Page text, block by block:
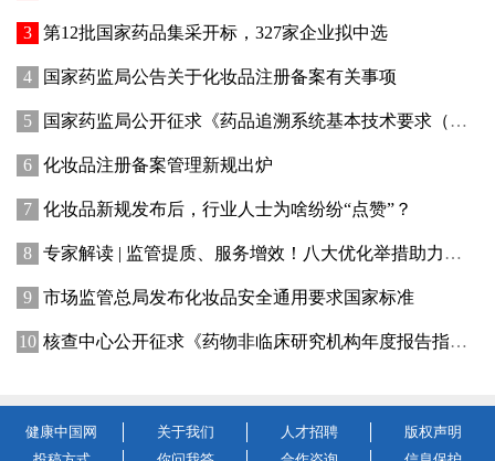
第12批国家药品集采开标，327家企业拟中选
国家药监局公告关于化妆品注册备案有关事项
国家药监局公开征求《药品追溯系统基本技术要求（修订征求意见稿）》意见
化妆品注册备案管理新规出炉
化妆品新规发布后，行业人士为啥纷纷“点赞”？
专家解读 | 监管提质、服务增效！八大优化举措助力提升化妆品行业创新活力
市场监管总局发布化妆品安全通用要求国家标准
核查中心公开征求《药物非临床研究机构年度报告指南（征求意见稿）》意见
健康中国网 关于我们 人才招聘
版权声明